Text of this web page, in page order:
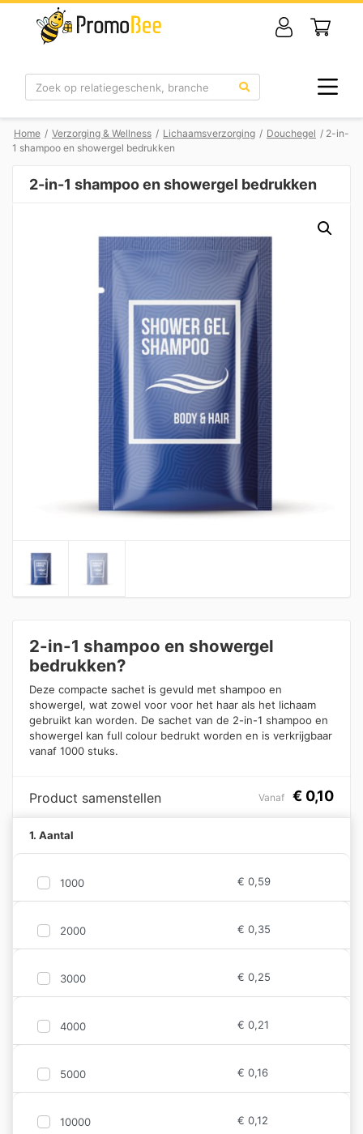
Zoek
Home / Verzorging & Wellness / Lichaamsverzorging / Douchegel / 2-in-
1 shampoo en showergel bedrukken
2-in-1 shampoo en showergel bedrukken
2-in-1 shampoo en showergel
bedrukken?
Deze compacte sachet is gevuld met shampoo en
showergel, wat zowel voor voor het haar als het lichaam
gebruikt kan worden. De sachet van de 2-in-1 shampoo en
showergel kan full colour bedrukt worden en is verkrijgbaar
vanaf 1000 stuks.
Product samenstellen Vanaf € 0,10
1. Aantal
1000 € 0,59
2000 € 0,35
3000 € 0,25
4000 € 0,21
5000 € 0,16
10000 € 0,12